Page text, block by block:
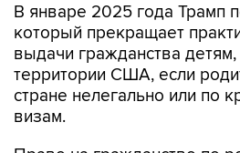
В январе 2025 года Трамп
который прекращает
выдачи гражданства
территории США, если
стране нелегально или по
визам.